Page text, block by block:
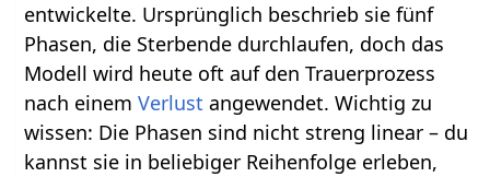
entwickelte. Ursprünglich beschrieb sie fünf
Phasen, die Sterbende durchlaufen, doch das
Modell wird heute oft auf den Trauerprozess
nach einemVerlust angewendet. Wichtig zu
wissen: Die Phasen sind nicht streng linear – du
kannst sie in beliebiger Reihenfolge erleben,